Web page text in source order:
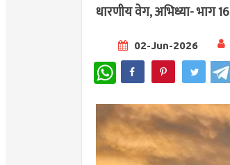
धारणीय वेग, अभिध्या- भाग 16
02-Jun-2026
WhatsApp